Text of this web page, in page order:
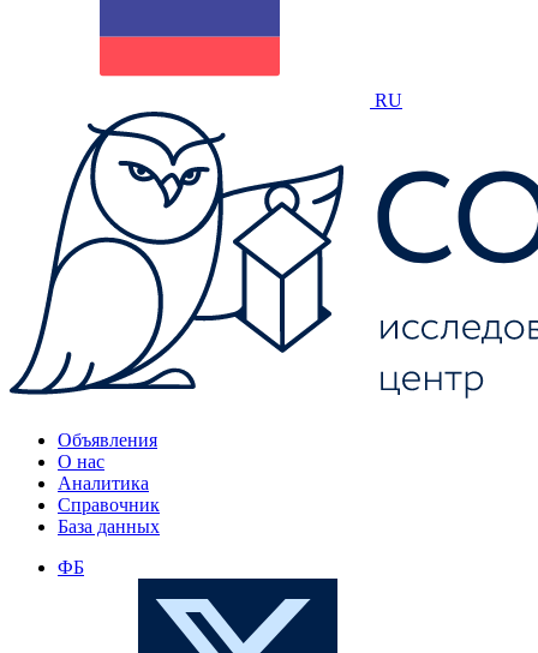
RU
Объявления
О нас
Аналитика
Справочник
База данных
ФБ